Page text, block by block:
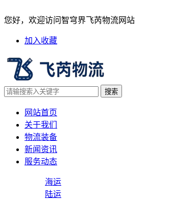
船公司甩柜的原因及
您好，欢迎访问智穹界飞芮物流网站
加入收藏
网站首页
关于我们
物流装备
新闻资讯
服务动态
海运
陆运